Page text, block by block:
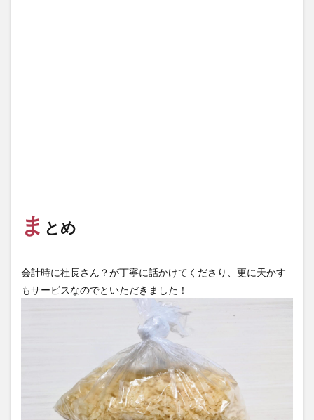
ま とめ
会計時に社長さん？が丁寧に話かけてくださり、更に天かす
もサービスなのでといただきました！